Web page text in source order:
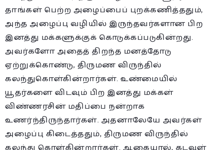
தாங்கள் பெற்ற அழைப்பைப் புறக்கணித்ததும்,
அந்த அழைப்பு வழியில் இருந்தவர்களான பிற
இனத்து மக்களுக்குக் கொடுக்கப்படுகின்றது.
அவர்களோ அதைத் திறந்த மனத்தோடு
ஏற்றுக்கொண்டு, திருமண விருந்தில்
கலந்துகொள்கின்றார்கள். உண்மையில்
யூதர்களை விடவும் பிற இனத்து மக்கள்
விண்ணரசின் மதிப்பை நன்றாக
உணர்ந்திருந்தார்கள். அதனாலேயே அவர்கள்
அழைப்பு கிடைத்ததும், திருமண விருந்தில்